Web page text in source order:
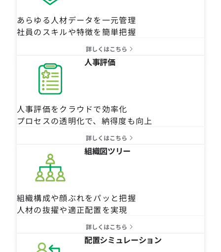
あらゆる人材データを一元管理
社員のスキルや特徴を簡単把握
詳しくはこちら
人事評価
人事評価をクラウドで効率化
プロセスの透明化で、納得度も向上
詳しくはこちら
組織図ツリー
組織構成や顔ぶれをパッと把握
人材の抜擢や適正配置を実現
詳しくはこちら
配置シミュレーション